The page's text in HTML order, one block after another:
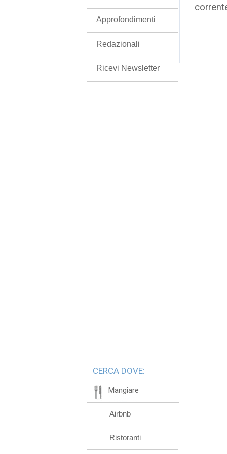
Approfondimenti
Redazionali
Ricevi Newsletter
CERCA DOVE:
Mangiare
Airbnb
Ristoranti